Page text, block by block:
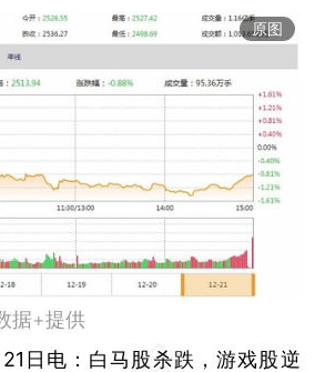
原图
据+提供
日电 ：白马股杀跌，游戏股逆